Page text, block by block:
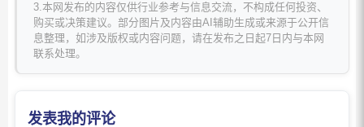
3.本网发布的内容仅供行业参考与信息交流，不构成任何投资、
购买或决策建议。部分图片及内容由AI辅助生成或来源于公开信
息整理，如涉及版权或内容问题，请在发布之日起7日内与本网
联系处理。
发表我的评论